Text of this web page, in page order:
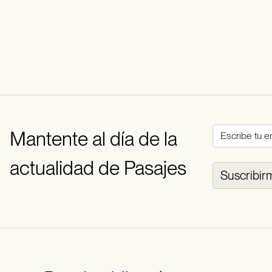
Mantente al día de la
actualidad de Pasajes